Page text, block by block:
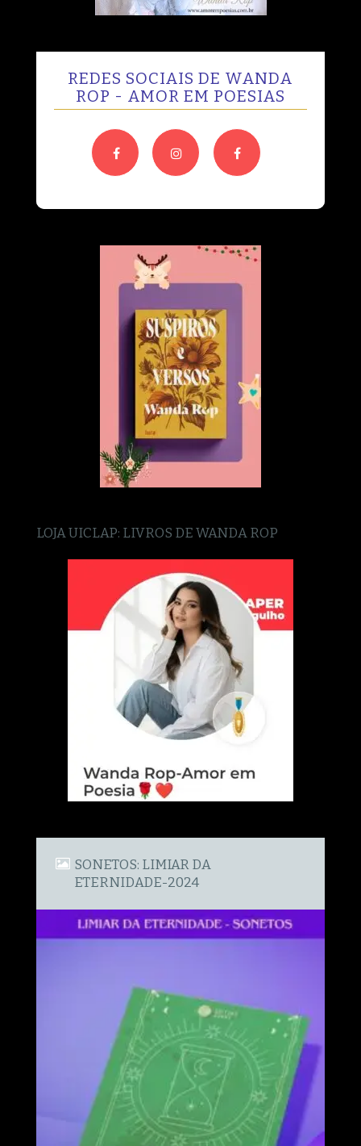
REDES SOCIAIS DE WANDA
ROP - AMOR EM POESIAS
LOJA UICLAP: LIVROS DE WANDA ROP
SONETOS: LIMIAR DA
ETERNIDADE-2024